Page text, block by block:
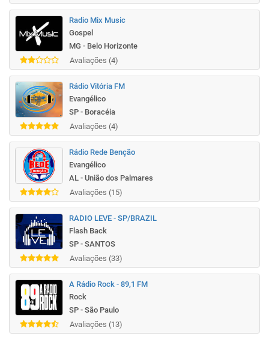
Radio Mix Music
Gospel
MG - Belo Horizonte
Avaliações (4)
Rádio Vitória FM
Evangélico
SP - Boracéia
Avaliações (4)
Rádio Rede Benção
Evangélico
AL - União dos Palmares
Avaliações (15)
RADIO LEVE - SP/BRAZIL
Flash Back
SP - SANTOS
Avaliações (33)
A Rádio Rock - 89,1 FM
Rock
SP - São Paulo
Avaliações (13)